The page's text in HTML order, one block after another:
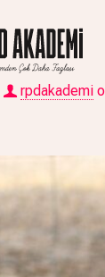
rpdakademi